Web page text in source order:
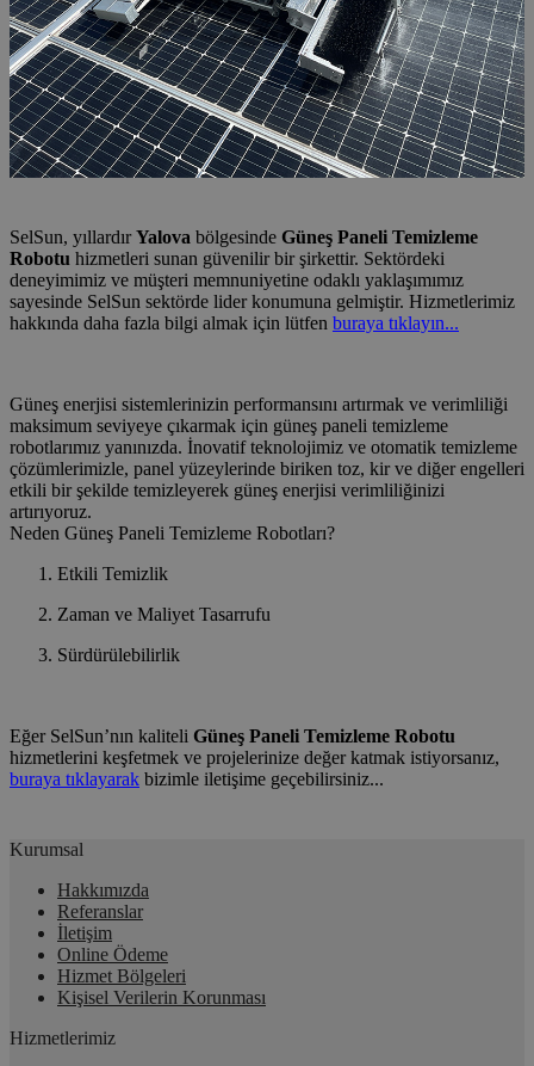
SelSun, yıllardırYalova bölgesinde Güneş Paneli Temizleme
Robotu hizmetleri sunan güvenilir bir şirkettir. Sektördeki
deneyimimiz ve müşteri memnuniyetine odaklı yaklaşımımız
sayesinde SelSun sektörde lider konumuna gelmiştir. Hizmetlerimiz
hakkında daha fazla bilgi almak için lütfen buraya tıklayın...
Güneş enerjisi sistemlerinizin performansını artırmak ve verimliliği
maksimum seviyeye çıkarmak için güneş paneli temizleme
robotlarımız yanınızda. İnovatif teknolojimiz ve otomatik temizleme
çözümlerimizle, panel yüzeylerinde biriken toz, kir ve diğer engelleri
etkili bir şekilde temizleyerek güneş enerjisi verimliliğinizi
artırıyoruz.
Neden Güneş Paneli Temizleme Robotları?
Etkili Temizlik
Zaman ve Maliyet Tasarrufu
Sürdürülebilirlik
Eğer SelSun’nın kaliteli Güneş Paneli Temizleme Robotu
hizmetlerini keşfetmek ve projelerinize değer katmak istiyorsanız,
buraya tıklayarak bizimle iletişime geçebilirsiniz...
Kurumsal
Hakkımızda
Referanslar
İletişim
Online Ödeme
Hizmet Bölgeleri
Kişisel Verilerin Korunması
Hizmetlerimiz